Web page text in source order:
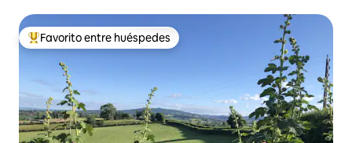
De los mejores en Favorito entre huéspedes
Favorito entre huéspedes